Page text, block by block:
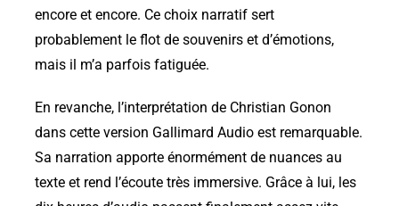
encore et encore. Ce choix narratif sert
probablement le flot de souvenirs et d’émotions,
mais il m’a parfois fatiguée.
En revanche, l’interprétation de Christian Gonon
dans cette version Gallimard Audio est remarquable.
Sa narration apporte énormément de nuances au
texte et rend l’écoute très immersive. Grâce à lui, les